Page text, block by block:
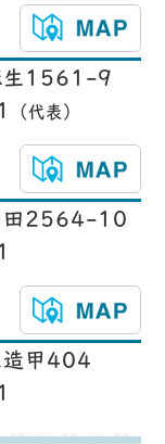
生1561-9
（代表）
田2564-10
甲404